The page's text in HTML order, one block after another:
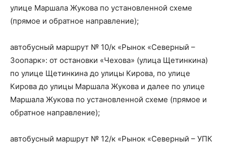
улице Маршала Жукова по установленной схеме
(прямое и обратное направление);
автобусный маршрут № 10/к «Рынок «Северный –
Зоопарк»: от остановки «Чехова» (улица Щетинкина)
по улице Щетинкина до улицы Кирова, по улице
Кирова до улицы Маршала Жукова и далее по улице
Маршала Жукова по установленной схеме (прямое и
обратное направление);
автобусный маршрут № 12/к «Рынок «Северный – УПК